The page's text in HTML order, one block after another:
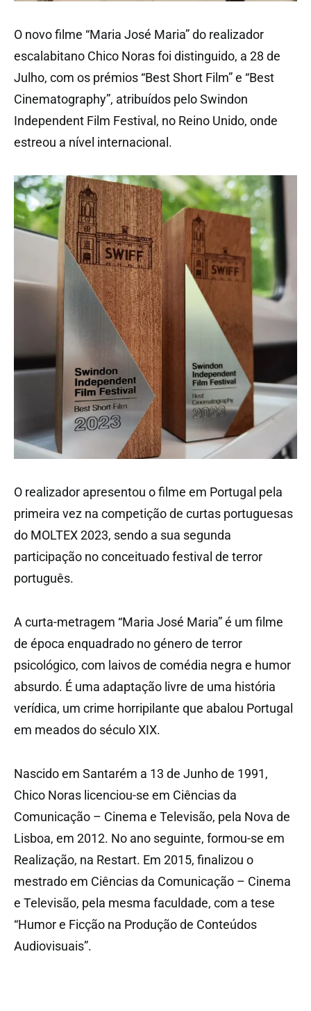
O novo filme “Maria José Maria” do realizador
escalabitano Chico Noras foi distinguido, a 28 de
Julho, com os prémios “Best Short Film” e “Best
Cinematography”, atribuídos pelo Swindon
Independent Film Festival, no Reino Unido, onde
estreou a nível internacional.
O realizador apresentou o filme em Portugal pela
primeira vez na competição de curtas portuguesas
do MOLTEX 2023, sendo a sua segunda
participação no conceituado festival de terror
português.
A curta-metragem “Maria José Maria” é um filme
de época enquadrado no género de terror
psicológico, com laivos de comédia negra e humor
absurdo. É uma adaptação livre de uma história
verídica, um crime horripilante que abalou Portugal
em meados do século XIX.
Nascido em Santarém a 13 de Junho de 1991,
Chico Noras licenciou-se em Ciências da
Comunicação – Cinema e Televisão, pela Nova de
Lisboa, em 2012. No ano seguinte, formou-se em
Realização, na Restart. Em 2015, finalizou o
mestrado em Ciências da Comunicação – Cinema
e Televisão, pela mesma faculdade, com a tese
“Humor e Ficção na Produção de Conteúdos
Audiovisuais”.